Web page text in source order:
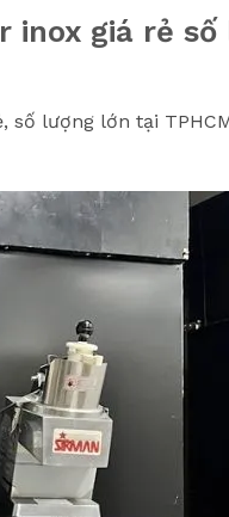
inox giá rẻ
số lượng lớn tại